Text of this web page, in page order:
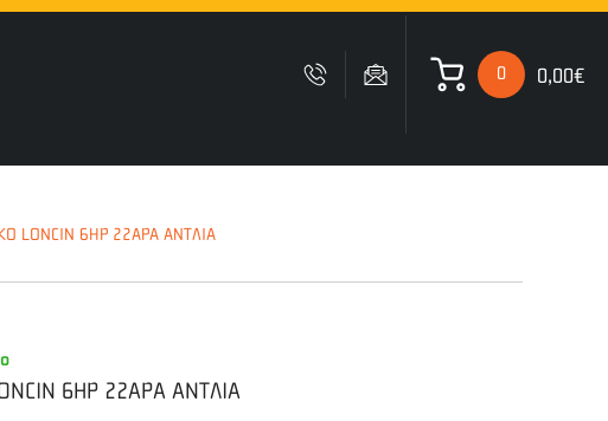
0 0,00€
LONCIN 6HP 22ΑΡΑ ΑΝΤΛΙΑ
6HP 22ΑΡΑ ΑΝΤΛΙΑ